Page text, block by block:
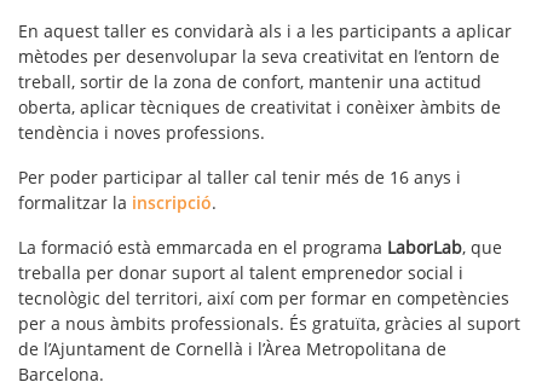
En aquest taller es convidarà als i a les participants a aplicar
mètodes per desenvolupar la seva creativitat en l’entorn de
treball, sortir de la zona de confort, mantenir una actitud
oberta, aplicar tècniques de creativitat i conèixer àmbits de
tendència i noves professions.
Per poder participar al taller cal tenir més de 16 anys i
formalitzar la inscripció.
La formació està emmarcada en el programa LaborLab, que
treballa per donar suport al talent emprenedor social i
tecnològic del territori, així com per formar en competències
per a nous àmbits professionals. És gratuïta, gràcies al suport
de l’Ajuntament de Cornellà i l’Àrea Metropolitana de
Barcelona.